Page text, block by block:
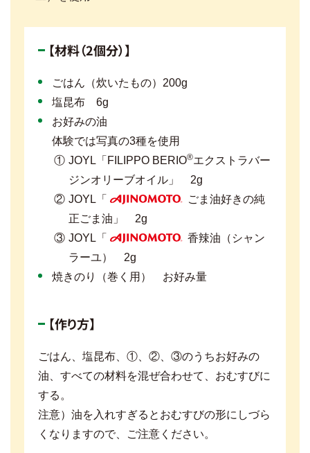
【材料（2個分）】
ごはん（炊いたもの）200g
塩昆布 6g
お好みの油
体験では写真の3種を使用
JOYL「FILIPPO BERIO®エクストラバー
ジンオリーブオイル」 2g
JOYL「
AJINOMOTO
ごま油好きの純
正ごま油」 2g
JOYL「
AJINOMOTO
香辣油（シャン
ラーユ） 2g
焼きのり（巻く用） お好み量
【作り方】
ごはん、塩昆布、①、②、③のうちお好みの
油、すべての材料を混ぜ合わせて、おむすびに
する。
注意）油を入れすぎるとおむすびの形にしづら
くなりますので、ご注意ください。